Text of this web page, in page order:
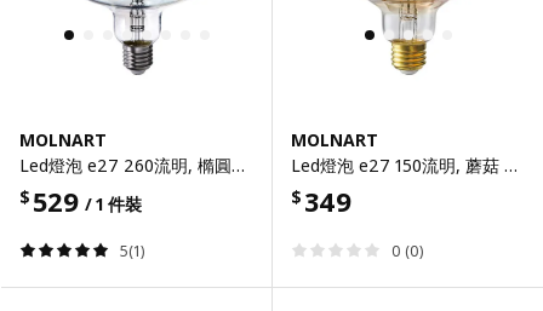
MOLNART
Led燈泡 e27 260流明, 橢圓形 彩色, 150 公厘
$ 529 / 1 件裝
5(1)
MOLNART
Led燈泡 e27 150流明, 蘑菇 棕色 透明玻璃, 120 公厘
$ 349
0 (0)